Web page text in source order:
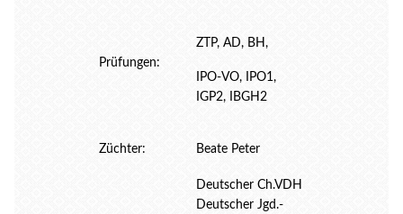
Prüfungen:
ZTP, AD, BH,
IPO-VO, IPO1,
IGP2, IBGH2
Züchter: Beate Peter
Deutscher Ch.VDH
Deutscher Jgd.-